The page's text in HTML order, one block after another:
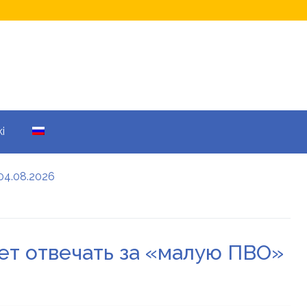
не начислят
отвечать за «малую ПВО»